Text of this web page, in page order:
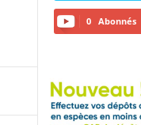
0 Abonnés